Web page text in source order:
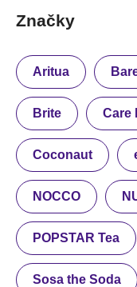
Značky
Aritua
Brite Care
Coconaut
NOCCO
POPSTAR Tea
Sosa the Soda